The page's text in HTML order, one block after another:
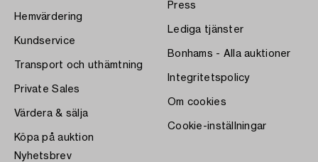
Hemvärdering
Kundservice
Transport och uthämtning
Private Sales
Värdera & sälja
Köpa på auktion
Press
Lediga tjänster
Bonhams - Alla auktioner
Integritetspolicy
Om cookies
Cookie-inställningar
Nyhetsbrev